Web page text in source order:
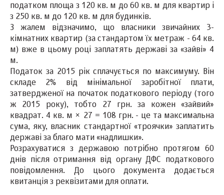
податком площа з 120 кв. м до 60 кв. м для квартир і
з 250 кв. м до 120 кв. м для будинків.
З жалем відзначимо, що власники звичайних 3-
кімнатних квартир (за стандартом їх метраж - 64 кв.
м) вже в цьому році заплатять державі за «зайві» 4
м.
Податок за 2015 рік сплачується по максимуму. Він
складе 2% від мінімальної заробітної плати,
затвердженої на початок податкового періоду (того
ж 2015 року), тобто 27 грн. за кожен «зайвий»
квадрат. 4 кв. м × 27 = 108 грн. - це та максимальна
сума, яку, власник стандартної «троячки» заплатить
державі за благо мати «надлишки».
Розрахуватися з державою потрібно протягом 60
днів після отримання від органу ДФС податкового
повідомлення. До цього документа додається
квитанція з реквізитами для оплати.